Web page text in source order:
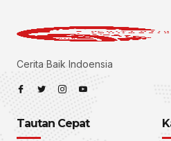
Cerita Baik Indoensia
Tautan Cepat